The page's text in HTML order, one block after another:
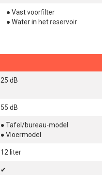
● Vast voorfilter
● Water in het reservoir
25 dB
55 dB
● Tafel/bureau-model
● Vloermodel
12 liter
✔